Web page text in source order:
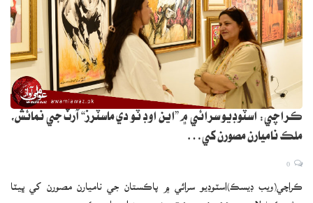
ڪراچي: اسٽوڊيو سرائي ۾ ”اين اوڊ ٽو دي ماسٽرز“ آرٽ جي نمائش،
ملڪ ناميارن مصورن کي…
ڪراچي(ويب ڊيسڪ)اسٽوڊيو سرائي ۾ پاڪستان جي ناميارن مصورن کي ڀيٽا
پيش ڪرڻ لاءِ An Ode to the Masters جي عنوان سان هڪ…